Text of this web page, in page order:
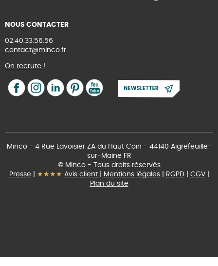
NOUS CONTACTER
02.40.33.56.56
contact@minco.fr
On recrute !
Minco - 4 Rue Lavoisier ZA du Haut Coin - 44140 Aigrefeuille-
sur-Maine FR
© Minco - Tous droits réservés
Presse
★★★★ Avis client Mentions légales| RGPD| CGV|
Plan du site